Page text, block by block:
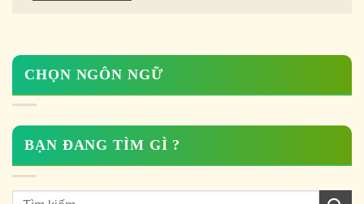
CHỌN NGÔN NGỮ
BẠN ĐANG TÌM GÌ ?